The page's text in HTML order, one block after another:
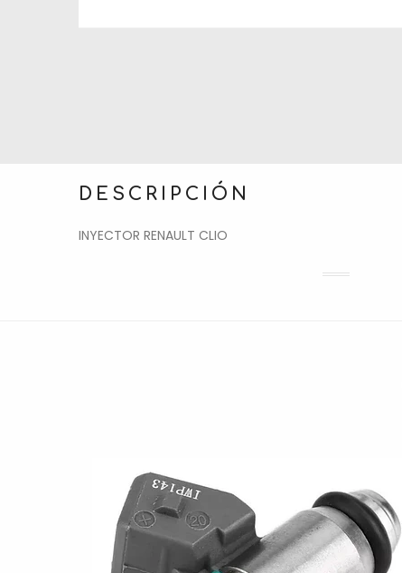
DESCRIPCIÓN
INYECTOR RENAULT CLIO